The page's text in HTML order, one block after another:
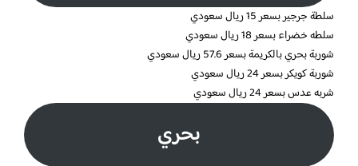
سلطة جرجير بسعر 15 ريال سعودي
سلطه خضراء بسعر 18 ريال سعودي
شوربة بحري بالكريمة بسعر 57.6 ريال سعودي
شوربة كويكر بسعر 24 ريال سعودي
شربه عدس بسعر 24 ريال سعودي
بحري